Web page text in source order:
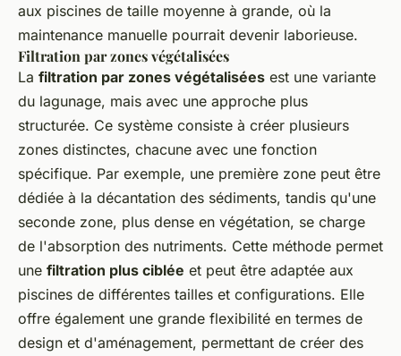
aux piscines de taille moyenne à grande, où la
maintenance manuelle pourrait devenir laborieuse.
Filtration par zones végétalisées
La filtration par zones végétalisées est une variante
du lagunage, mais avec une approche plus
structurée. Ce système consiste à créer plusieurs
zones distinctes, chacune avec une fonction
spécifique. Par exemple, une première zone peut être
dédiée à la décantation des sédiments, tandis qu'une
seconde zone, plus dense en végétation, se charge
de l'absorption des nutriments. Cette méthode permet
une filtration plus ciblée et peut être adaptée aux
piscines de différentes tailles et configurations. Elle
offre également une grande flexibilité en termes de
design et d'aménagement, permettant de créer des